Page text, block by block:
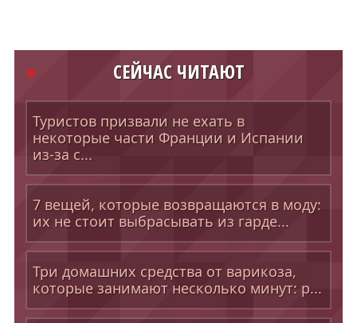
СЕЙЧАС ЧИТАЮТ
Туристов призвали не ехать в
некоторые части Франции и Испании
из-за с...
7 вещей, которые возвращаются в моду:
их не стоит выбрасывать из гарде...
Три домашних средства от варикоза,
которые занимают несколько минут: р...